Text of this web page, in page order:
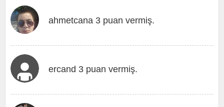
ahmetcana 3 puan vermiş.
ercand 3 puan vermiş.